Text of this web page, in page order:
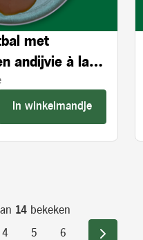
met
andijvie à la
In winkelmandje
14 bekeken
4 5 6